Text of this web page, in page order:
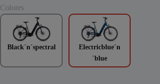
Colores
Black´n´spectral
Electricblue´n
´blue